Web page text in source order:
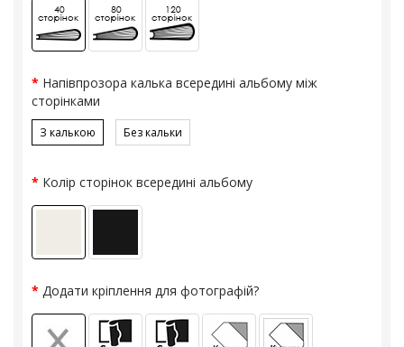
Напівпрозора калька всередині альбому між
сторінками
З калькою Без кальки
Колір сторінок всередині альбому
Додати кріплення для фотографій?